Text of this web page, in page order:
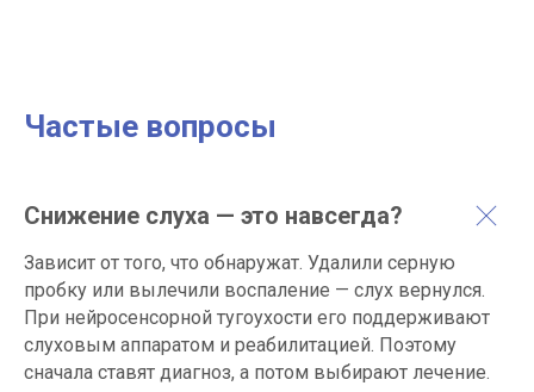
Частые вопросы
Снижение слуха — это навсегда?
Зависит от того, что обнаружат. Удалили серную
пробку или вылечили воспаление — слух вернулся.
При нейросенсорной тугоухости его поддерживают
слуховым аппаратом и реабилитацией. Поэтому
сначала ставят диагноз, а потом выбирают лечение.